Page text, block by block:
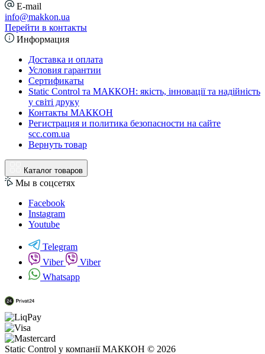
E-mail
info@makkon.ua
Перейти в контакты
Информация
Доставка и оплата
Условия гарантии
Сертификаты
Static Control та МАККОН: якість, інновації та надійність
у світі друку
Контакты МАККОН
Регистрация и политика безопасности на сайте
scc.com.ua
Вернуть товар
Каталог товаров
Мы в соцсетях
Facebook
Instagram
Youtube
Telegram
Viber
Viber
Whatsapp
Static Control у компанії МАККОН © 2026